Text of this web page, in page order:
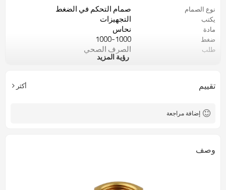
نوع الصمام صمام التحكم في الضغط
يكتب التجهيزات
مادة نحاس
ضغط 1000-1000
طلب الصرف الصحي
3-45
مقاس
رؤية المزيد
تقييم أكثر
إضافة مراجعة
وصف